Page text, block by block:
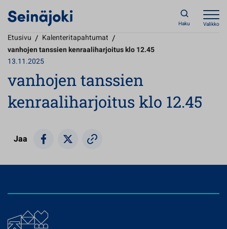
Haku Valikko
Etusivu / Kalenteritapahtumat /
vanhojen tanssien kenraaliharjoitus klo 12.45
13.11.2025
vanhojen tanssien
kenraaliharjoitus klo 12.45
Jaa